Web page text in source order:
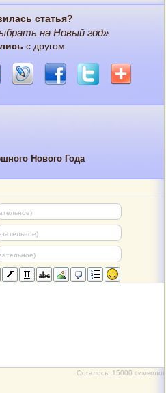
статья?
на Новый год»
с другом
Нового Года
Осталось: 15000 символов